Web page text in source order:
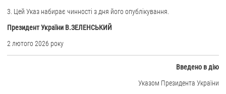
Звернення громадян
Електронне звернення
3. Цей Указ набирає чинності з дня його опублікування.
Президент України В.ЗЕЛЕНСЬКИЙ
2 лютого 2026 року
Введено в дію
Указом Президента України